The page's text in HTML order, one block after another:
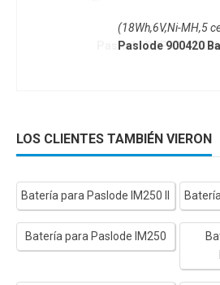
(18Wh,6V,Ni-MH,5
Paslode 900420
LOS CLIENTES TAMBIÉN VIERON
Batería para Paslode IM250 II
Batería para Paslode IM250